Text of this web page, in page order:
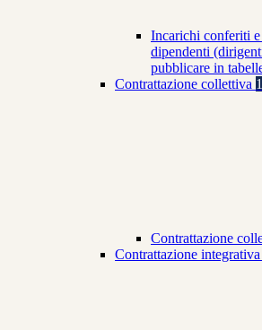
Incarichi conferiti
dipendenti
pubblicare in
Contrattazione collettiva 1
Contrattazione
Contrattazione integrativa